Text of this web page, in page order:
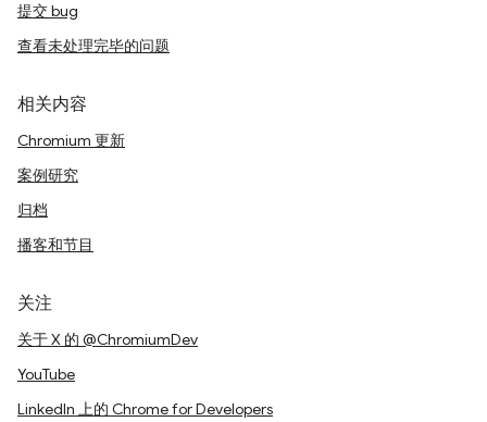
提交 bug
查看未处理完毕的问题
相关内容
Chromium 更新
案例研究
归档
播客和节目
关注
关于 X 的 @ChromiumDev
YouTube
LinkedIn 上的 Chrome for Developers